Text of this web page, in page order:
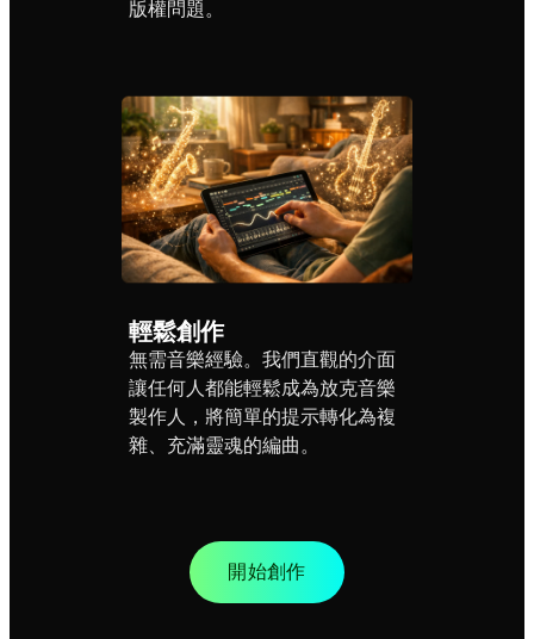
版權問題。
輕鬆創作
無需音樂經驗。我們直觀的介面
讓任何人都能輕鬆成為放克音樂
製作人，將簡單的提示轉化為複
雜、充滿靈魂的編曲。
開始創作